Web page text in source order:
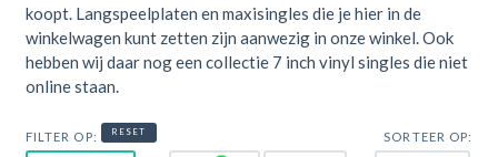
koopt. Langspeelplaten en maxisingles die je hier in de
winkelwagen kunt zetten zijn aanwezig in onze winkel. Ook
hebben wij daar nog een collectie 7 inch vinyl singles die niet
online staan.
FILTER OP: RESET SORTEER OP: